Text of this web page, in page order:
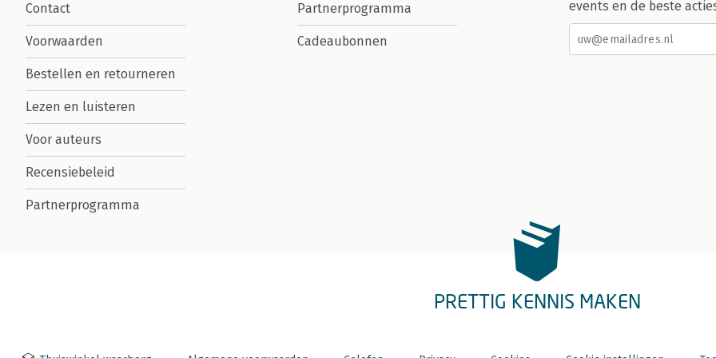
Contact
Voorwaarden
Bestellen en retourneren
Lezen en luisteren
Voor auteurs
Recensiebeleid
Partnerprogramma
Partnerprogramma
Cadeaubonnen
events en de beste
PRETTIG KENNIS MAKEN